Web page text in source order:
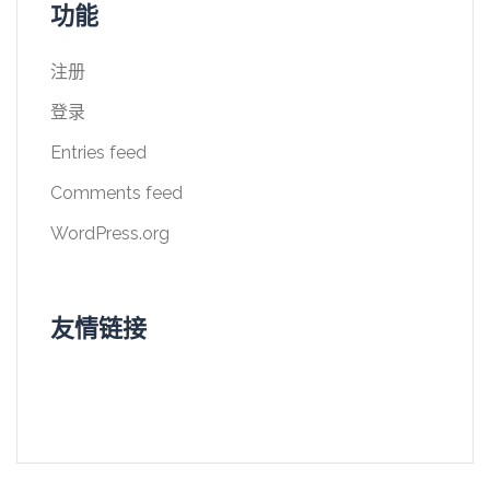
功能
注册
登录
Entries feed
Comments feed
WordPress.org
友情链接